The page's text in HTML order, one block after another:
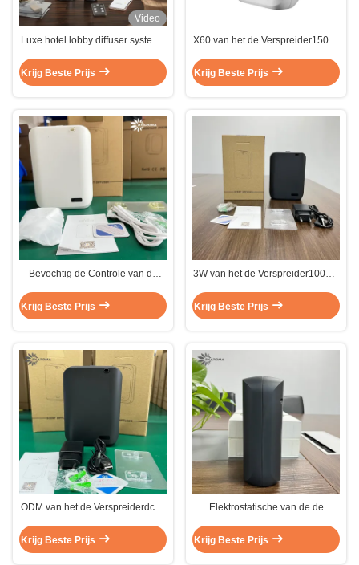
Video
Luxe hotel lobby diffuser systeem
geurbranding (gratis
Krijg Beste Prijs
X60 van het de Verspreider150ml
de Geurmachine Bluetooth
Krijg Beste Prijs
Bevochtig de Controle van de
Bluetooth App van de Smart
Homegeur
Krijg Beste Prijs
3W van het de Verspreider100m2
Gebiedsgeur de Verspreider
150ml
Krijg Beste Prijs
ODM van het de Verspreiderdc5v
Gebiedsgeur de Verspreider
150ml
Krijg Beste Prijs
Elektrostatische van de de
Klein Gebiedsgeur Plastic het
Aromaverspreider
Krijg Beste Prijs